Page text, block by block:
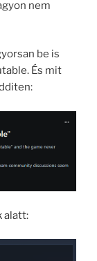
nem
be is
És mit
alatt: